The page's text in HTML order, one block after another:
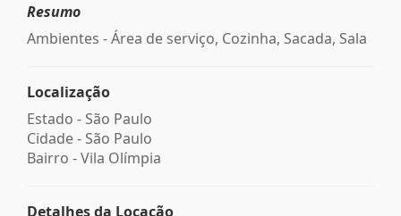
Resumo
Ambientes - Área de serviço, Cozinha, Sacada, Sala
Localização
Estado - São Paulo
Cidade - São Paulo
Bairro -Vila Olímpia
Detalhes da Locação